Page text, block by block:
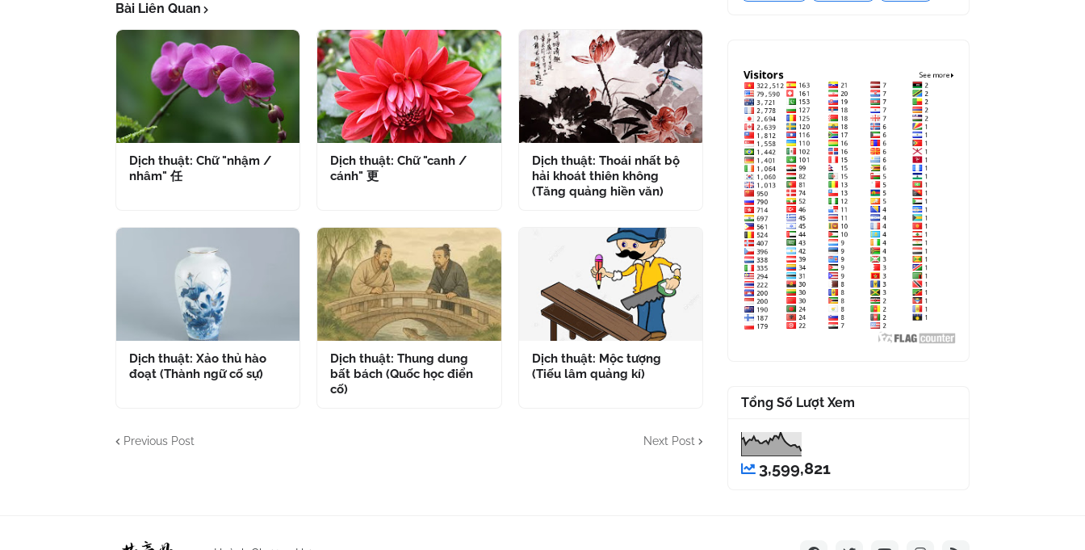
Bài Liên Quan
Dịch thuật: Chữ "nhậm /
nhâm" 任
Dịch thuật: Chữ "canh /
cánh" 更
Dịch thuật: Thoái nhất bộ
hải khoát thiên không
(Tăng quảng hiền văn)
Dịch thuật: Xảo thủ hào
đoạt (Thành ngữ cố sự)
Dịch thuật: Thung dung
bất bách (Quốc học điển
cố)
Dịch thuật: Mộc tượng
(Tiếu lâm quảng kí)
Previous Post Next Post
Tổng Số Lượt Xem
3,599,821